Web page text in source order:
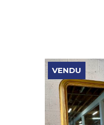
VENDU